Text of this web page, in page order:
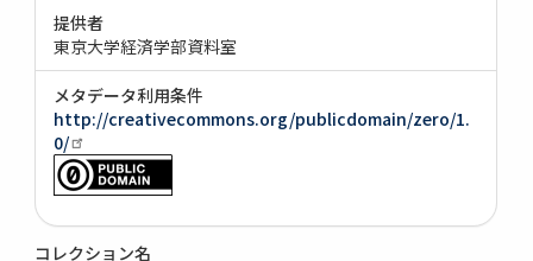
提供者
東京大学経済学部資料室
メタデータ利用条件
http://creativecommons.org/publicdomain/zero/1.
0/
コレクション名